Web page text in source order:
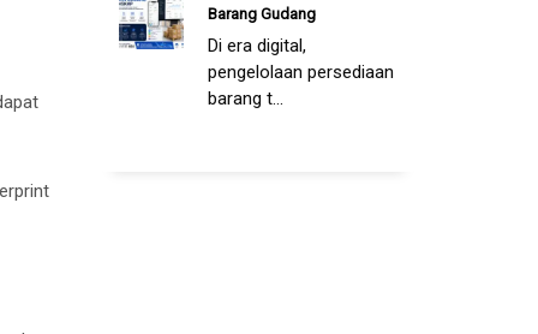
Barang Gudang
Di era digital,
pengelolaan persediaan
barang t...